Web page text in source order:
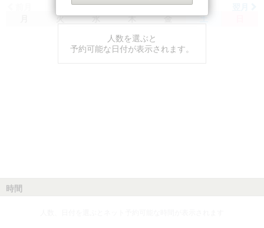
火 水 木 金 土
人数を選ぶと
予約可能な日付が表示されます。
時間